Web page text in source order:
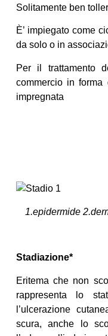
Solitamente ben
È’ impiegato come
da solo o in
Per il trattamento
commercio in forma
impregnata
1.epidermide
Stadiazione*
Eritema che non
rappresenta lo
l’ulcerazione
scura, anche lo